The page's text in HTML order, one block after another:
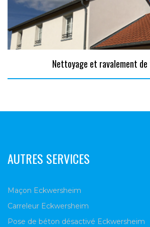
Nettoyage et ravalement de
AUTRES SERVICES
Maçon Eckwersheim
Carreleur Eckwersheim
Pose de béton désactivé Eckwersheim